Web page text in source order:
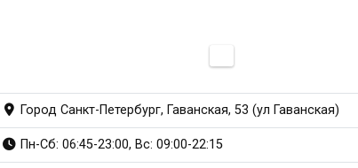
Город Санкт-Петербург, Гаванская, 53 (ул Гаванская)
Пн-Сб: 06:45-23:00, Вс: 09:00-22:15